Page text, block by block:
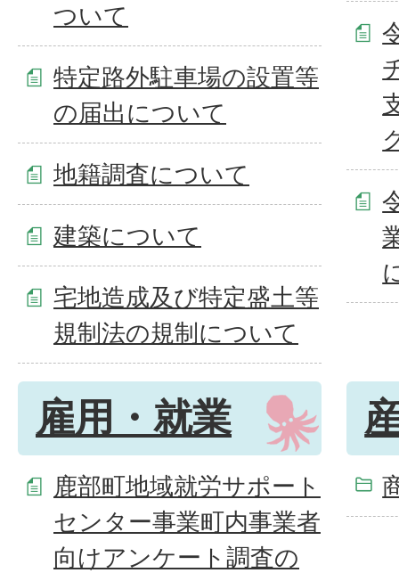
ついて
特定路外駐車場の設置等
の届出について
地籍調査について
建築について
宅地造成及び特定盛土等
規制法の規制について
雇用・就業
鹿部町地域就労サポート
センター事業町内事業者
向けアンケート調査の